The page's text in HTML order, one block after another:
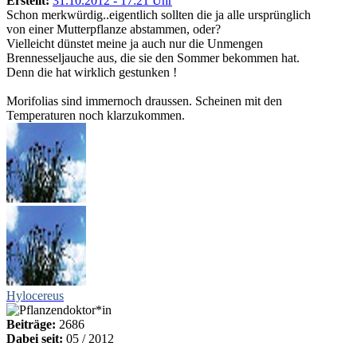
Schon merkwürdig..eigentlich sollten die ja alle ursprünglich
von einer Mutterpflanze abstammen, oder?
Vielleicht dünstet meine ja auch nur die Unmengen
Brennesseljauche aus, die sie den Sommer bekommen hat.
Denn die hat wirklich gestunken !
Morifolias sind immernoch draussen. Scheinen mit den
Temperaturen noch klarzukommen.
Hylocereus
Beiträge: 2686
Dabei seit: 05 / 2012